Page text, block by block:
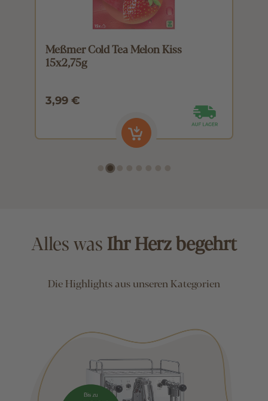
Meßmer Cold Tea Melon Kiss
15x2,75g
3,99 €
Alles wasIhr Herz begehrt
Die Highlights aus unseren Kategorien